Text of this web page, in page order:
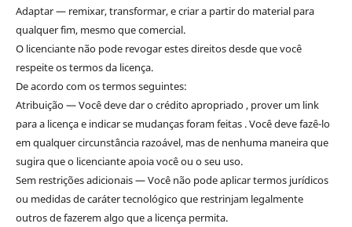
Adaptar — remixar, transformar, e criar a partir do material para
qualquer fim, mesmo que comercial.
O licenciante não pode revogar estes direitos desde que você
respeite os termos da licença.
De acordo com os termos seguintes:
Atribuição — Você deve dar o crédito apropriado , prover um link
para a licença e indicar se mudanças foram feitas . Você deve fazê-lo
em qualquer circunstância razoável, mas de nenhuma maneira que
sugira que o licenciante apoia você ou o seu uso.
Sem restrições adicionais — Você não pode aplicar termos jurídicos
ou medidas de caráter tecnológico que restrinjam legalmente
outros de fazerem algo que a licença permita.